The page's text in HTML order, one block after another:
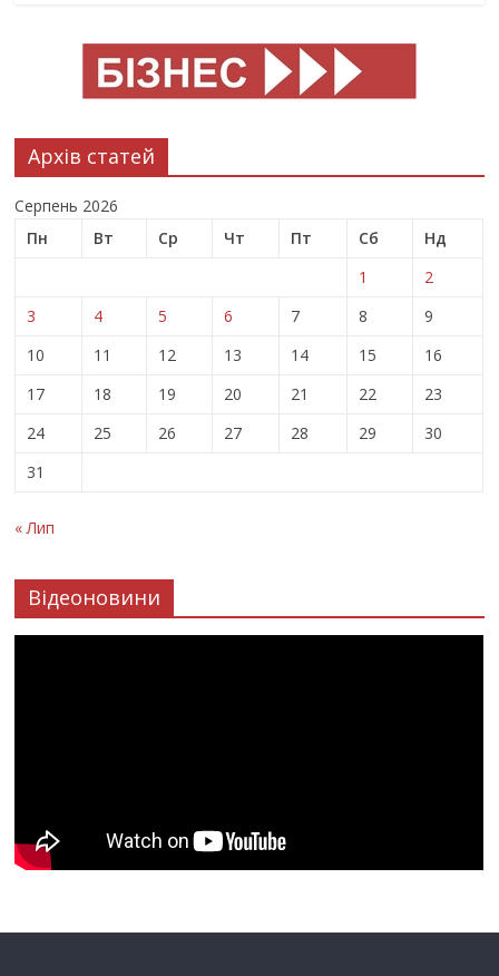
Архів статей
Серпень 2026
Пн
Вт Ср Чт Пт Сб
Нд
1
2
3
4 5 6 7 8
9
10
11 12 13 14 15
16
17
18 19 20 21 22
23
24
25 26 27 28 29
30
31
« Лип
Відеоновини